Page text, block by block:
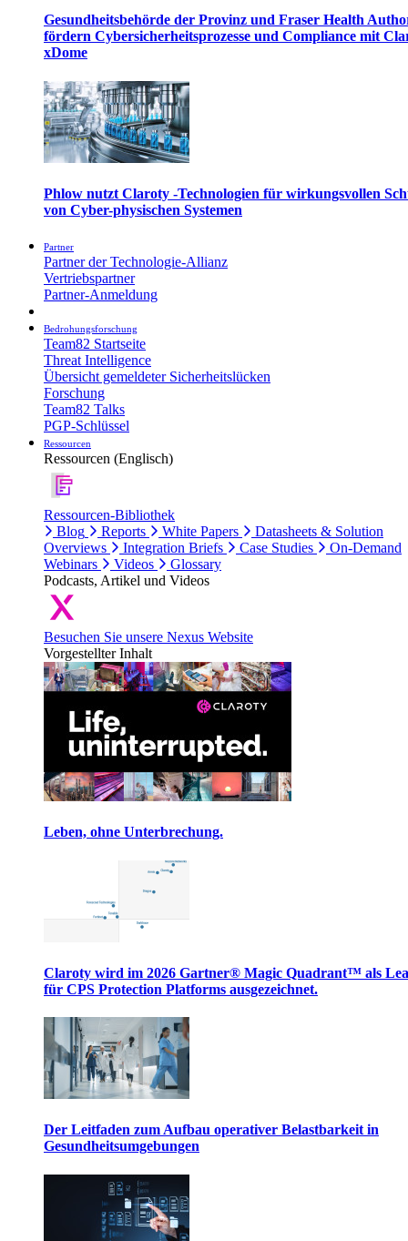
Gesundheitsbehörde der Provinz und Fraser Health
fördern Cybersicherheitsprozesse und Compliance mit
xDome
Phlow nutzt Claroty -Technologien für wirkungsvollen
von Cyber-physischen Systemen
Partner
Partner der Technologie-Allianz
Vertriebspartner
Partner-Anmeldung
Bedrohungsforschung
Team82 Startseite
Threat Intelligence
Übersicht gemeldeter Sicherheitslücken
Forschung
Team82 Talks
PGP-Schlüssel
Ressourcen
Ressourcen (Englisch)
Ressourcen-Bibliothek
Blog
Reports White Papers
Datasheets & Solution
Overviews
Integration Briefs Case Studies
On-Demand
Webinars
Videos
Glossary
Podcasts, Artikel und Videos
Besuchen Sie unsere Nexus Website
Vorgestellter Inhalt
Leben, ohne Unterbrechung.
Claroty wird im 2026 Gartner® Magic Quadrant™ als
für CPS Protection Platforms ausgezeichnet.
Der Leitfaden zum Aufbau operativer Belastbarkeit in
Gesundheitsumgebungen